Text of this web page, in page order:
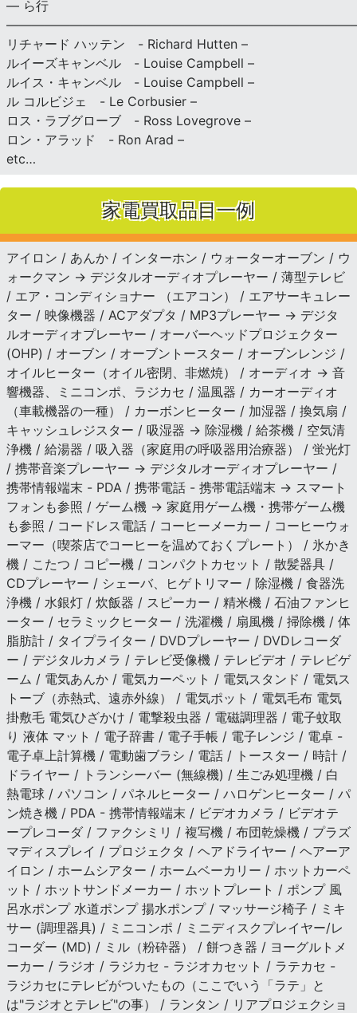
— ら行
リチャード ハッテン - Richard Hutten –
ルイーズキャンベル - Louise Campbell –
ルイス・キャンベル - Louise Campbell –
ル コルビジェ - Le Corbusier –
ロス・ラブグローブ - Ross Lovegrove –
ロン・アラッド - Ron Arad –
etc…
家電買取品目一例
アイロン / あんか / インターホン / ウォーターオーブン / ウ
ォークマン → デジタルオーディオプレーヤー / 薄型テレビ
/ エア・コンディショナー （エアコン） / エアサーキュレー
ター / 映像機器 / ACアダプタ / MP3プレーヤー → デジタ
ルオーディオプレーヤー / オーバーヘッドプロジェクター
(OHP) / オーブン / オーブントースター / オーブンレンジ /
オイルヒーター（オイル密閉、非燃焼） / オーディオ → 音
響機器、ミニコンポ、ラジカセ / 温風器 / カーオーディオ
（車載機器の一種） / カーボンヒーター / 加湿器 / 換気扇 /
キャッシュレジスター / 吸湿器 → 除湿機 / 給茶機 / 空気清
浄機 / 給湯器 / 吸入器（家庭用の呼吸器用治療器） / 蛍光灯
/ 携帯音楽プレーヤー → デジタルオーディオプレーヤー /
携帯情報端末 - PDA / 携帯電話 - 携帯電話端末 → スマート
フォンも参照 / ゲーム機 → 家庭用ゲーム機・携帯ゲーム機
も参照 / コードレス電話 / コーヒーメーカー / コーヒーウォ
ーマー（喫茶店でコーヒーを温めておくプレート） / 氷かき
機 / こたつ / コピー機 / コンパクトカセット / 散髪器具 /
CDプレーヤー / シェーバ、ヒゲトリマー / 除湿機 / 食器洗
浄機 / 水銀灯 / 炊飯器 / スピーカー / 精米機 / 石油ファンヒ
ーター / セラミックヒーター / 洗濯機 / 扇風機 / 掃除機 / 体
脂肪計 / タイプライター / DVDプレーヤー / DVDレコーダ
ー / デジタルカメラ / テレビ受像機 / テレビデオ / テレビゲ
ーム / 電気あんか / 電気カーペット / 電気スタンド / 電気ス
トーブ（赤熱式、遠赤外線） / 電気ポット / 電気毛布 電気
掛敷毛 電気ひざかけ / 電撃殺虫器 / 電磁調理器 / 電子蚊取
り 液体 マット / 電子辞書 / 電子手帳 / 電子レンジ / 電卓 -
電子卓上計算機 / 電動歯ブラシ / 電話 / トースター / 時計 /
ドライヤー / トランシーバー (無線機) / 生ごみ処理機 / 白
熱電球 / パソコン / パネルヒーター / ハロゲンヒーター / パ
ン焼き機 / PDA - 携帯情報端末 / ビデオカメラ / ビデオテ
ープレコーダ / ファクシミリ / 複写機 / 布団乾燥機 / プラズ
マディスプレイ / プロジェクタ / ヘアドライヤー / ヘアーア
イロン / ホームシアター / ホームベーカリー / ホットカーペ
ット / ホットサンドメーカー / ホットプレート / ポンプ 風
呂水ポンプ 水道ポンプ 揚水ポンプ / マッサージ椅子 / ミキ
サー (調理器具) / ミニコンポ / ミニディスクプレイヤー/レ
コーダー (MD) / ミル（粉砕器） / 餅つき器 / ヨーグルトメ
ーカー / ラジオ / ラジカセ - ラジオカセット / ラテカセ -
ラジカセにテレビがついたもの（ここでいう「ラテ」と
は"ラジオとテレビ"の事） / ランタン / リアプロジェクショ